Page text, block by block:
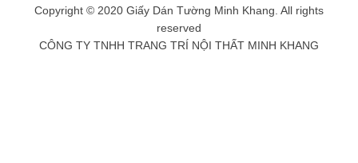
Copyright © 2020 Giấy Dán Tường Minh Khang. All rights
reserved
CÔNG TY TNHH TRANG TRÍ NỘI THẤT MINH KHANG